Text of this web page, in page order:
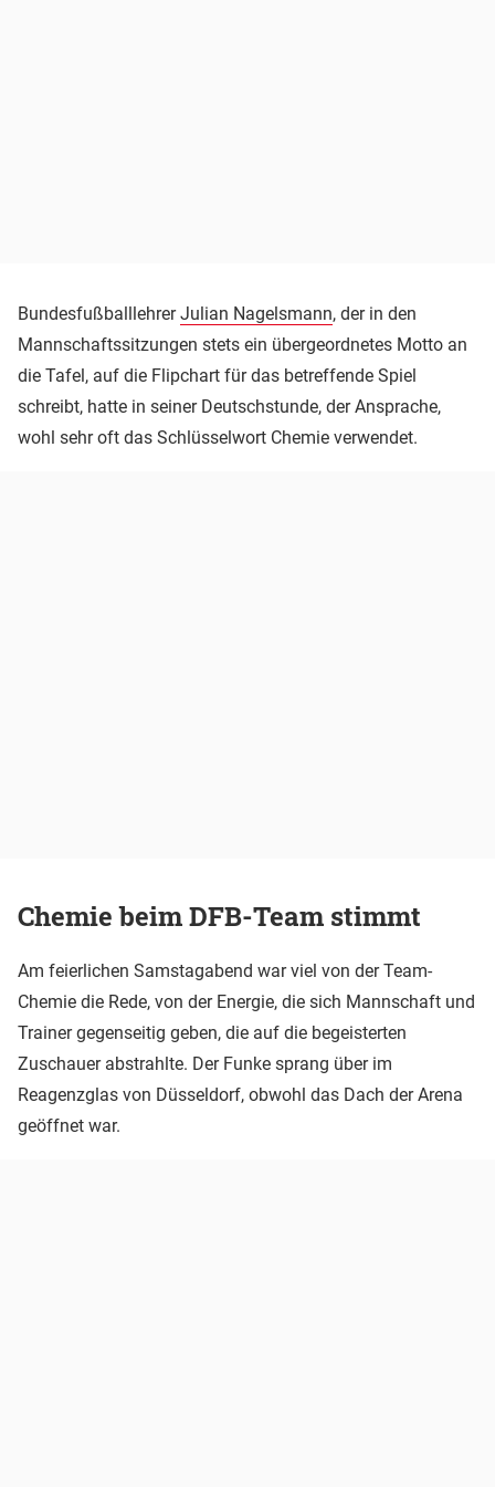
BundesfußballlehrerJulian Nagelsmann, der in den
Mannschaftssitzungen stets ein übergeordnetes Motto an
die Tafel, auf die Flipchart für das betreffende Spiel
schreibt, hatte in seiner Deutschstunde, der Ansprache,
wohl sehr oft das Schlüsselwort Chemie verwendet.
Chemie beim DFB-Team stimmt
Am feierlichen Samstagabend war viel von der Team-
Chemie die Rede, von der Energie, die sich Mannschaft und
Trainer gegenseitig geben, die auf die begeisterten
Zuschauer abstrahlte. Der Funke sprang über im
Reagenzglas von Düsseldorf, obwohl das Dach der Arena
geöffnet war.